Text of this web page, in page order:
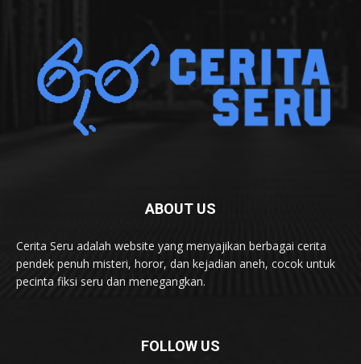
ABOUT US
Cerita Seru adalah website yang menyajikan berbagai cerita
pendek penuh misteri, horor, dan kejadian aneh, cocok untuk
pecinta fiksi seru dan menegangkan.
FOLLOW US